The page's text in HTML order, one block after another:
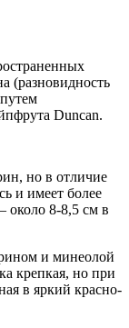
(разновидность
Duncan.
но в отличие
и имеет более
около 8-8,5 см в
и минеолой
крепкая, но при
в яркий красно-